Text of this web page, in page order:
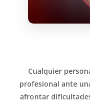
Cualquier
profesional ante
afrontar